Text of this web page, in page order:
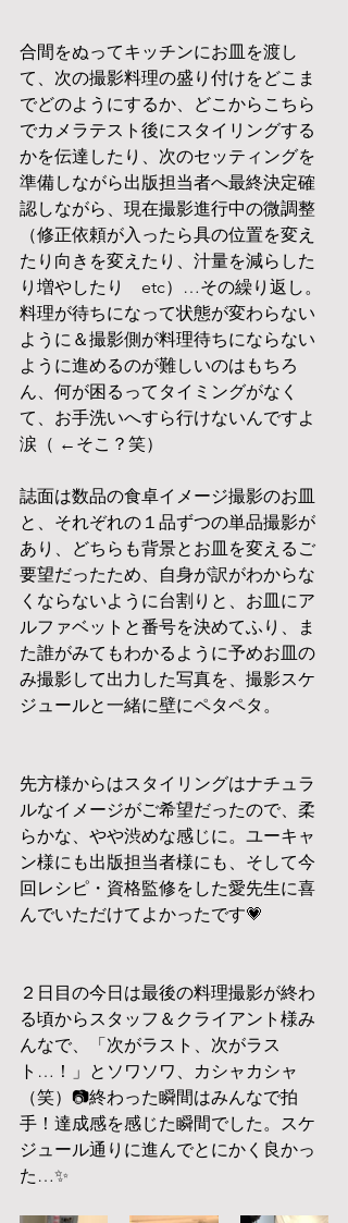
合間をぬってキッチンにお皿を渡し
て、次の撮影料理の盛り付けをどこま
でどのようにするか、どこからこちら
でカメラテスト後にスタイリングする
かを伝達したり、次のセッティングを
準備しながら出版担当者へ最終決定確
認しながら、現在撮影進行中の微調整
（修正依頼が入ったら具の位置を変え
たり向きを変えたり、汁量を減らした
り増やしたり　etc）…その繰り返し。
料理が待ちになって状態が変わらない
ように＆撮影側が料理待ちにならない
ように進めるのが難しいのはもちろ
ん、何が困るってタイミングがなく
て、お手洗いへすら行けないんですよ
涙（ ←そこ？笑）
誌面は数品の食卓イメージ撮影のお皿
と、それぞれの１品ずつの単品撮影が
あり、どちらも背景とお皿を変えるご
要望だったため、自身が訳がわからな
くならないように台割りと、お皿にア
ルファベットと番号を決めてふり、ま
た誰がみてもわかるように予めお皿の
み撮影して出力した写真を、撮影スケ
ジュールと一緒に壁にペタペタ。
先方様からはスタイリングはナチュラ
ルなイメージがご希望だったので、柔
らかな、やや渋めな感じに。ユーキャ
ン様にも出版担当者様にも、そして今
回レシピ・資格監修をした愛先生に喜
んでいただけてよかったです💗
２日目の今日は最後の料理撮影が終わ
る頃からスタッフ＆クライアント様み
んなで、「次がラスト、次がラス
ト…！」とソワソワ、カシャカシャ
（笑）📷終わった瞬間はみんなで拍
手！達成感を感じた瞬間でした。スケ
ジュール通りに進んでとにかく良かっ
た…✨